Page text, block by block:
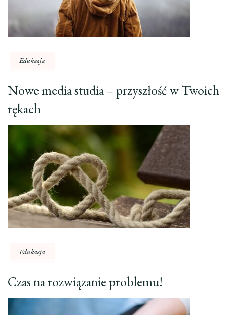
Edukacja
Nowe media studia – przyszłość w Twoich
rękach
Edukacja
Czas na rozwiązanie problemu!